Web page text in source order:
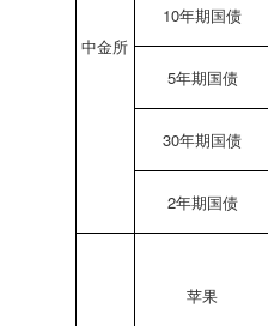
中金所
10年期国债
5年期国债
30年期国债
2年期国债
苹果